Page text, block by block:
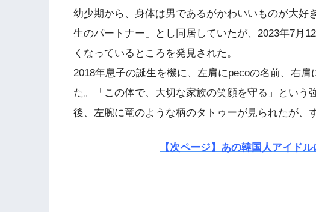
幼少期から、身体は男であるがかわいいものが大好
生のパートナー」とし同居していたが、2023年7月
くなっているところを発見された。
2018年息子の誕生を機に、左肩にpecoの名前、右
た。「この体で、大切な家族の笑顔を守る」という
後、左腕に竜のような柄のタトゥーが見られたが、
【次ページ】あの韓国人アイド